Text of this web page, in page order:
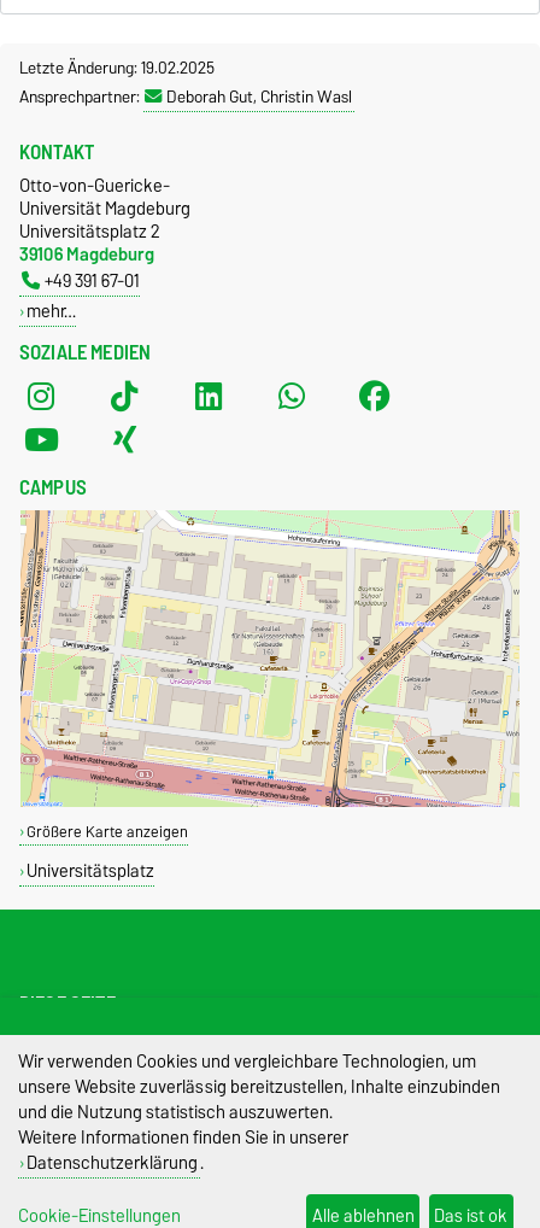
Letzte Änderung: 19.02.2025
Ansprechpartner:
Deborah Gut, Christin Wasl
SOZIALE MEDIEN
KONTAKT
Otto-von-Guericke-
Universität Magdeburg
Universitätsplatz 2
39106 Magdeburg
+49 391 67-01
mehr…
CAMPUS
Größere Karte anzeigen
Universitätsplatz
DIESE SEITE
Impressum
Datenschutz
Cookie-Einstellungen
Wir verwenden Cookies und vergleichbare Technologien, um
unsere Website zuverlässig bereitzustellen, Inhalte einzubinden
und die Nutzung statistisch auszuwerten.
Weitere Informationen finden Sie in unserer
Datenschutzerklärung.
Cookie-Einstellungen
Alle ablehnen Das ist ok